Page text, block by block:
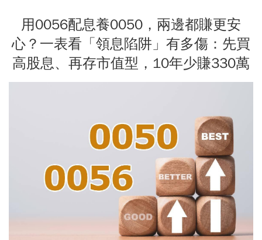
用0056配息養0050，兩邊都賺更安
心？一表看「領息陷阱」有多傷：先買
高股息、再存市值型，10年少賺330萬